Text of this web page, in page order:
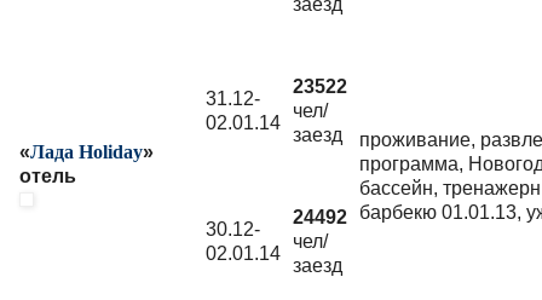
заезд
«Лада Holiday»
отель
31.12-
02.01.14
23522
чел/
заезд
проживание,
программа,
бассейн,
барбекю 01.01.13,
30.12-
02.01.14
24492
чел/
заезд